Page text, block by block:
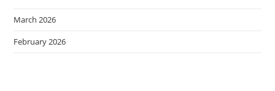
March 2026
February 2026